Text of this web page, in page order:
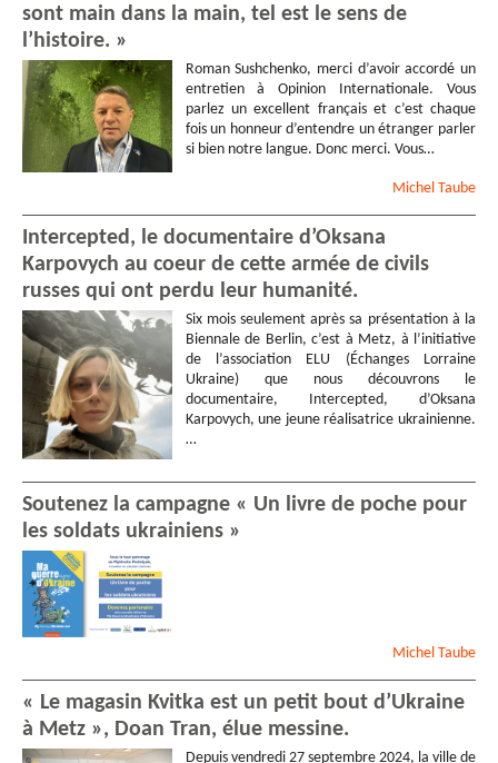
sont main dans la main, tel est le sens de
l’histoire. »
Roman Sushchenko, merci d’avoir accordé un
entretien à Opinion Internationale. Vous
parlez un excellent français et c’est chaque
fois un honneur d’entendre un étranger parler
si bien notre langue. Donc merci. Vous…
Michel Taube
Intercepted, le documentaire d’Oksana
Karpovych au coeur de cette armée de civils
russes qui ont perdu leur humanité.
Six mois seulement après sa présentation à la
Biennale de Berlin, c’est à Metz, à l’initiative
de l’association ELU (Échanges Lorraine
Ukraine) que nous découvrons le
documentaire, Intercepted, d’Oksana
Karpovych, une jeune réalisatrice ukrainienne.
…
Soutenez la campagne « Un livre de poche pour
les soldats ukrainiens »
Michel Taube
« Le magasin Kvitka est un petit bout d’Ukraine
à Metz », Doan Tran, élue messine.
Depuis vendredi 27 septembre 2024, la ville de